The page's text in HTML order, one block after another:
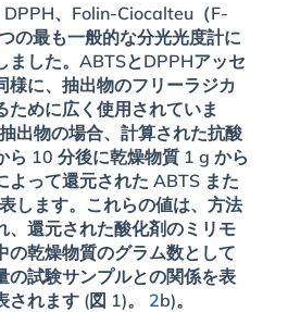
、Folin-Ciocalteu（F-
の最も一般的な分光光度計に
ました。ABTSとDPPHアッセ
様に、抽出物のフリーラジカ
ために広く使用されていま
出物の場合、計算された抗酸
ら 10 分後に乾燥物質 1 g から
よって還元された ABTS また
します。これらの値は、方法
、還元された酸化剤のミリモ
の乾燥物質のグラム数として
の試験サンプルとの関係を表
れます (図 1)。 2b)。